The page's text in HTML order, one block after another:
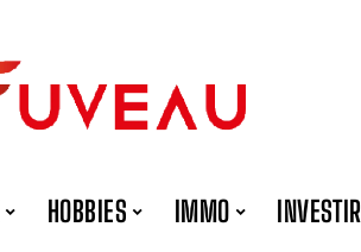
HOBBIES IMMO INVESTIR